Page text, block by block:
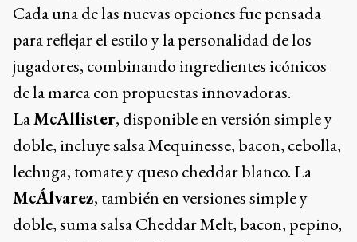
Cada una de las nuevas opciones fue pensada
para reflejar el estilo y la personalidad de los
jugadores, combinando ingredientes icónicos
de la marca con propuestas innovadoras.
LaMcAllister, disponible en versión simple y
doble, incluye salsa Mequinesse, bacon, cebolla,
lechuga, tomate y queso cheddar blanco. La
McÁlvarez, también en versiones simple y
doble, suma salsa Cheddar Melt, bacon, pepino,